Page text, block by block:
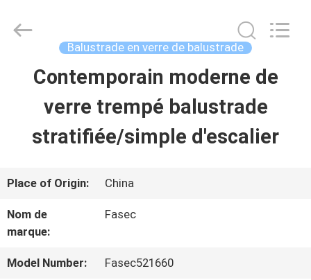
MAISON
PRODUITS
AU
SUJET
DE
NOUS
Hangzhou
Balustrade en verre de balustrade
Contemporain moderne de
verre trempé balustrade
stratifiée/simple d'escalier
Place of Origin: China
Nom de
marque:
Fasec
Model Number: Fasec521660